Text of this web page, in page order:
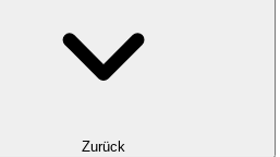
Zurück